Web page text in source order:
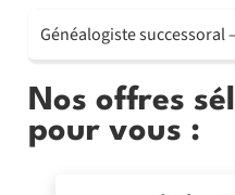
Généalogiste successoral
Nos offres
pour vous :